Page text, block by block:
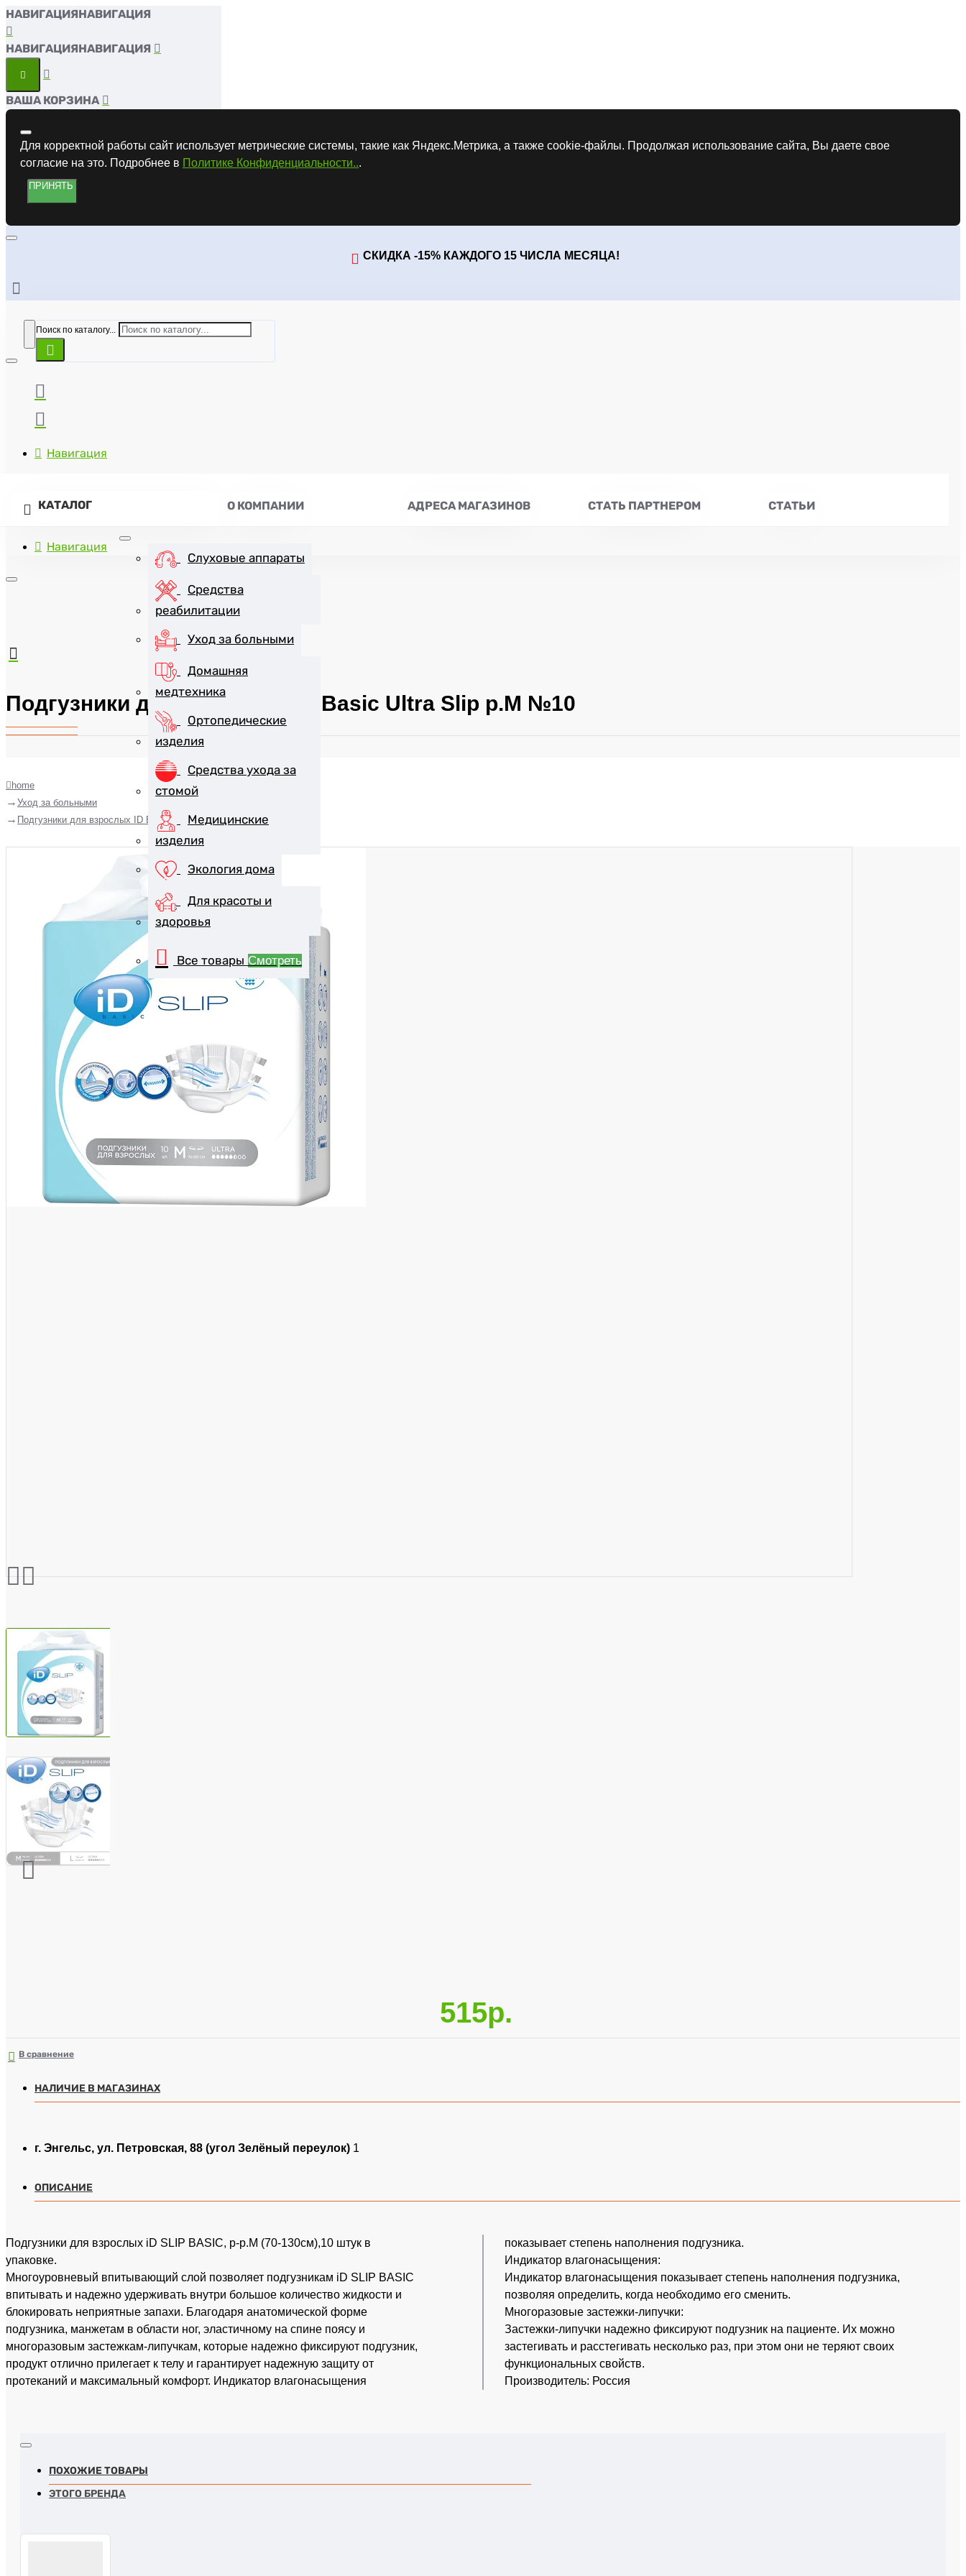
НАВИГАЦИЯ
НАВИГАЦИЯ
ВАША КОРЗИНА
Для корректной работы сайт использует метрические системы, такие как Яндекс.Метрика, а также cookie-файлы. Продолжая использование сайта, Вы даете свое
согласие на это. Подробнее в Политике Конфиденциальности...
ПРИНЯТЬ
СКИДКА -15% КАЖДОГО 15 ЧИСЛА МЕСЯЦА!
Поиск по каталогу...
Навигация
КАТАЛОГ
Слуховые аппараты
Средства
реабилитации
Уход за больными
Домашняя
медтехника
Ортопедические
изделия
Средства ухода за
стомой
Медицинские
изделия
Экология дома
Для красоты и
здоровья
Все товары Смотреть
О КОМПАНИИ АДРЕСА МАГАЗИНОВ СТАТЬ ПАРТНЕРОМ СТАТЬИ
Навигация
Подгузники для взрослых ID Basic Ultra Slip р.M №10
home
Уход за больными
Подгузники для взрослых ID Basic Ultra Slip р.M №10
515р.
В сравнение
НАЛИЧИЕ В МАГАЗИНАХ
г. Энгельс, ул. Петровская, 88 (угол Зелёный переулок) 1
ОПИСАНИЕ
Подгузники для взрослых iD SLIP BASIC, р-р.M (70-130см),10 штук в
упаковке.
Многоуровневый впитывающий слой позволяет подгузникам iD SLIP BASIC
впитывать и надежно удерживать внутри большое количество жидкости и
блокировать неприятные запахи. Благодаря анатомической форме
подгузника, манжетам в области ног, эластичному на спине поясу и
многоразовым застежкам-липучкам, которые надежно фиксируют подгузник,
продукт отлично прилегает к телу и гарантирует надежную защиту от
протеканий и максимальный комфорт. Индикатор влагонасыщения
показывает степень наполнения подгузника.
Индикатор влагонасыщения:
Индикатор влагонасыщения показывает степень наполнения подгузника,
позволяя определить, когда необходимо его сменить.
Многоразовые застежки-липучки:
Застежки-липучки надежно фиксируют подгузник на пациенте. Их можно
застегивать и расстегивать несколько раз, при этом они не теряют своих
функциональных свойств.
Производитель: Россия
ПОХОЖИЕ ТОВАРЫ
ЭТОГО БРЕНДА